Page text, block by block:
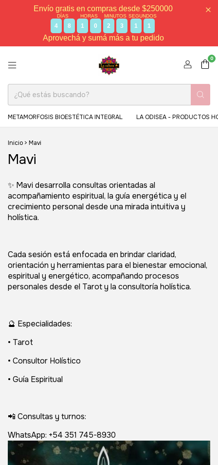
Envío gratis en compras desde $250000
DÍAS
4 8
HORAS
1 0
MINUTOS
2 3
SEGUNDOS
1 0
Aprovechá y sumá más a tu pedido
0
METAMORFOSIS BIOESTÉTICA INTEGRAL LA ODISEA - PRODUCTOS
Inicio > Mavi
Mavi
✨ Mavi desarrolla consultas orientadas al
acompañamiento espiritual, la guía energética y el
crecimiento personal desde una mirada intuitiva y
holística.
Cada sesión está enfocada en brindar claridad,
orientación y herramientas para el bienestar emocional,
espiritual y energético, acompañando procesos
personales desde el Tarot y la consultoría holística.
🔮 Especialidades:
• Tarot
• Consultor Holístico
• Guía Espiritual
📲 Consultas y turnos:
WhatsApp: +54 351 745-8930